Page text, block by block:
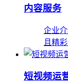
内容服务
企业
且精
短视频运